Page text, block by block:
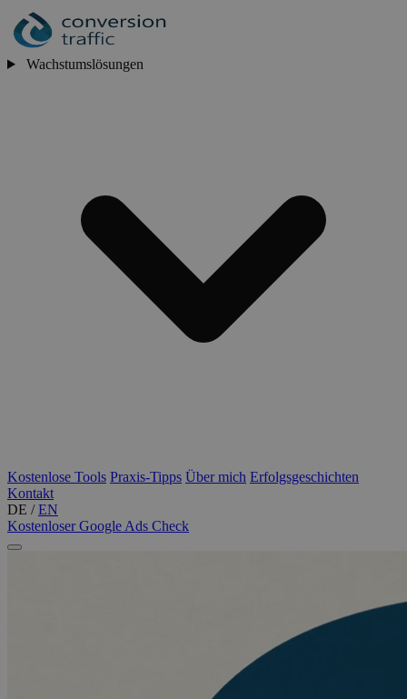
Wachstumslösungen
Kostenlose Tools Praxis-Tipps Über mich Erfolgsgeschichten
Kontakt
DE / EN
Kostenloser Google Ads Check